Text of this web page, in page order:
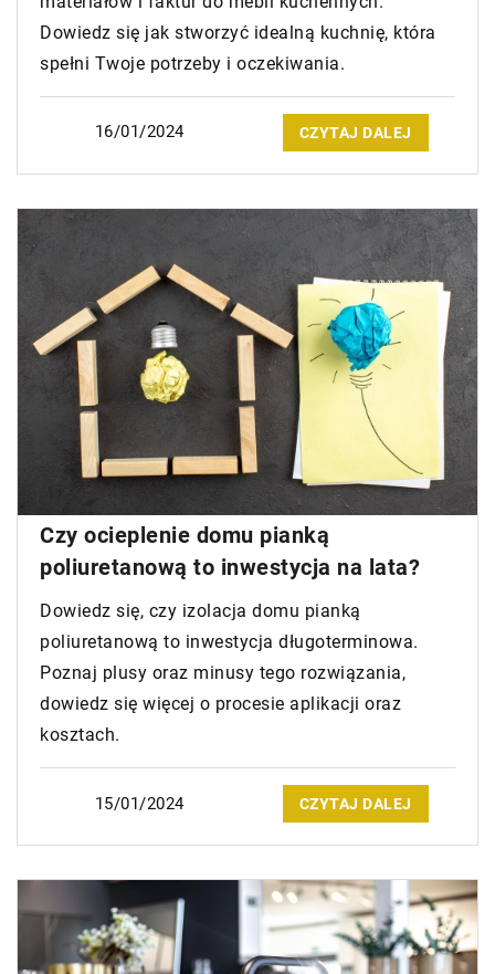
Dowiedz się jak stworzyć idealną kuchnię, która
spełni Twoje potrzeby i oczekiwania.
16/01/2024 CZYTAJ DALEJ
Czy ocieplenie domu pianką
poliuretanową to inwestycja na lata?
Dowiedz się, czy izolacja domu pianką
poliuretanową to inwestycja długoterminowa.
Poznaj plusy oraz minusy tego rozwiązania,
dowiedz się więcej o procesie aplikacji oraz
kosztach.
15/01/2024 CZYTAJ DALEJ